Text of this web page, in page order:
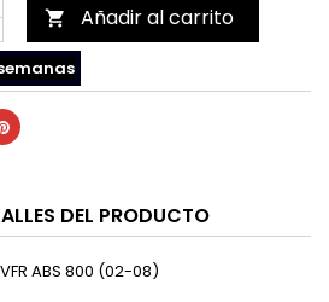
 Añadir al carrito
DEL PRODUCTO
ABS 800 (02-08)